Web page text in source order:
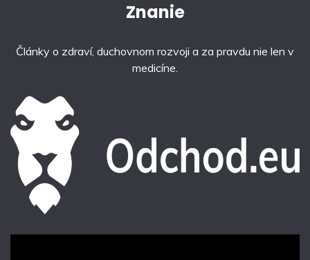
Znanie
Články o zdraví, duchovnom rozvoji a za pravdu nie len v
medicíne.